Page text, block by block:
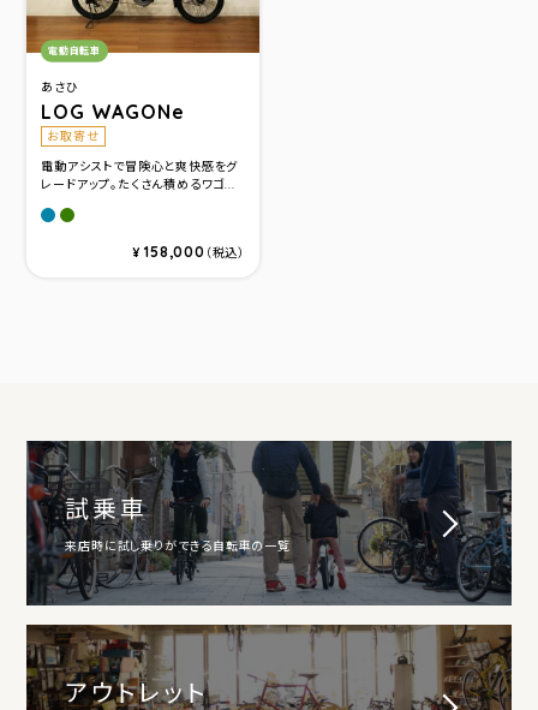
あさひ
LOG WAGONe
お取寄せ
カテゴリ：
電動自転車
電動アシストで冒険心と爽快感をグ
レードアップ。たくさん積めるワゴ...
グレーカーキ
¥158,000 （税込）
試乗車
来店時に試し乗りができる自転車の一覧
アウトレット